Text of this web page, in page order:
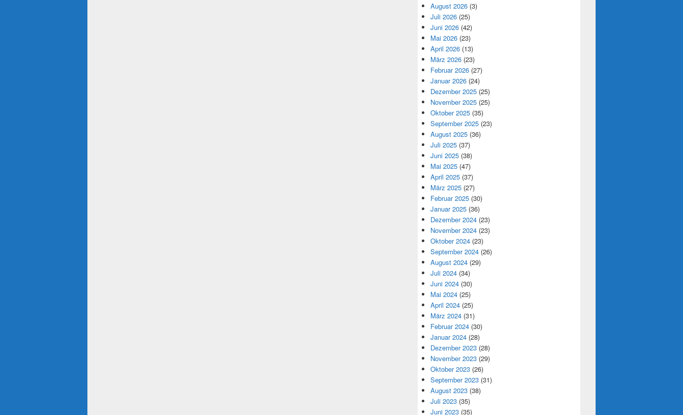
August 2026 (3)
Juli 2026 (25)
Juni 2026 (42)
Mai 2026 (23)
April 2026 (13)
März 2026 (23)
Februar 2026 (27)
Januar 2026 (24)
Dezember 2025 (25)
November 2025 (25)
Oktober 2025 (35)
September 2025 (23)
August 2025 (36)
Juli 2025 (37)
Juni 2025 (38)
Mai 2025 (47)
April 2025 (37)
März 2025 (27)
Februar 2025 (30)
Januar 2025 (36)
Dezember 2024 (23)
November 2024 (23)
Oktober 2024 (23)
September 2024 (26)
August 2024 (29)
Juli 2024 (34)
Juni 2024 (30)
Mai 2024 (25)
April 2024 (25)
März 2024 (31)
Februar 2024 (30)
Januar 2024 (28)
Dezember 2023 (28)
November 2023 (29)
Oktober 2023 (26)
September 2023 (31)
August 2023 (38)
Juli 2023 (35)
Juni 2023 (35)